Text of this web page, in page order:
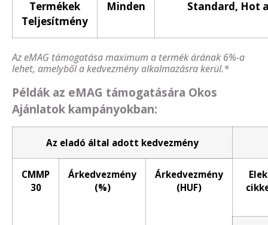
Termékek
Teljesítmény
Minden Standard, Hot
Az eMAG támogatása maximum a termék árának 6%-a
lehet, amelyből a kedvezmény alkalmazásra kerül.*
Példák az eMAG támogatására Okos
Ajánlatok kampányokban:
Az eladó által adott kedvezmény
CMMP
30
Árkedvezmény
(%)
Árkedvezmény
(HUF)